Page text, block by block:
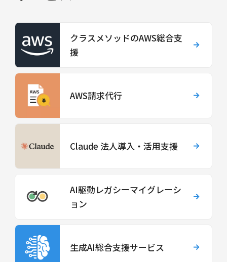
クラスメソッドのAWS総合支
援
AWS請求代行
Claude 法人導入・活用支援
AI駆動レガシーマイグレーシ
ョン
生成AI総合支援サービス